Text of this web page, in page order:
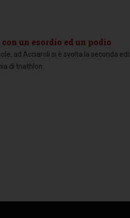
un esordio ed un podio
ad Acciaroli si è svolta la seconda
di triathlon.